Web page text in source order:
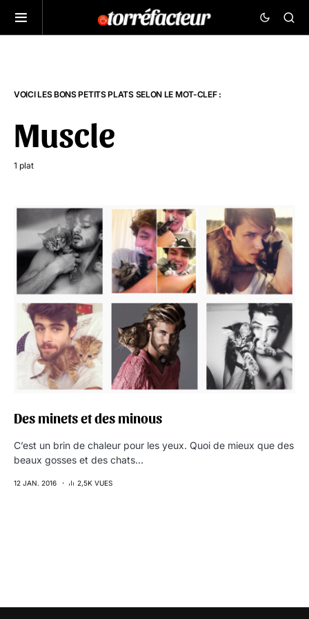
VOICI LES BONS PETITS PLATS SELON LE MOT-CLEF :
Muscle
1 plat
Des minets et des minous
C’est un brin de chaleur pour les yeux. Quoi de mieux que des
beaux gosses et des chats…
12 JAN. 2016 2,5K VUES